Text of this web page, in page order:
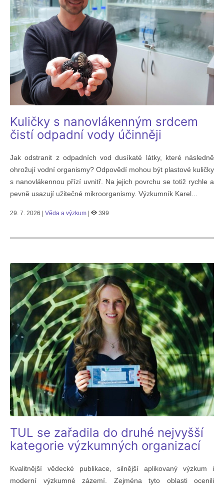
Kuličky s nanovlákenným srdcem
čistí odpadní vody účinněji
Jak odstranit z odpadních vod dusíkaté látky, které následně
ohrožují vodní organismy? Odpovědí mohou být plastové kuličky
s nanovlákennou přízí uvnitř. Na jejich povrchu se totiž rychle a
pevně usazují užitečné mikroorganismy. Výzkumník Karel...
29. 7. 2026 | Věda a výzkum | 399
TUL se zařadila do druhé nejvyšší
kategorie výzkumných organizací
Kvalitnější vědecké publikace, silnější aplikovaný výzkum i
moderní výzkumné zázemí. Zejména tyto oblasti ocenili